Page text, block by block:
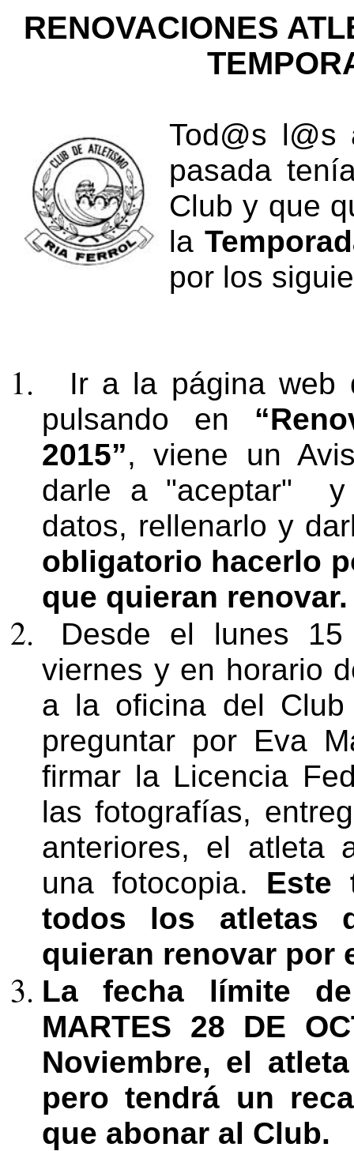
RENOVACIONES
Tod@s l@s
pasada
Club y que
la
por los
Ir a la página
pulsando en
2015”, viene un
darle a "aceptar" y
datos, rellenarlo y
obligatorio hacerlo
que quieran
Desde el lunes
viernes y en horario
a la oficina del
preguntar por Eva
firmar la Licencia
las fotografías,
anteriores, el atleta
una fotocopia. Este
todos los atletas
quieran renovar por
La fecha límite
MARTES 28 DE
Noviembre, el
pero tendrá un
que abonar al Club.